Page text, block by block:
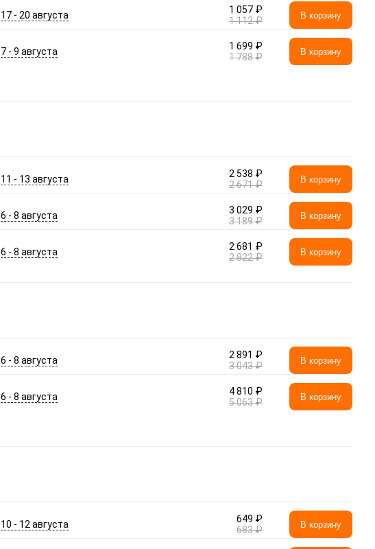
17 - 20 августа
1 057 ₽
1 112 ₽
В корзину
7 - 9 августа
1 699 ₽
1 788 ₽
В корзину
11 - 13 августа
2 538 ₽
2 671 ₽
В корзину
6 - 8 августа
3 029 ₽
3 189 ₽
В корзину
6 - 8 августа
2 681 ₽
2 822 ₽
В корзину
6 - 8 августа
2 891 ₽
3 043 ₽
В корзину
6 - 8 августа
4 810 ₽
5 063 ₽
В корзину
10 - 12 августа
649 ₽
683 ₽
В корзину